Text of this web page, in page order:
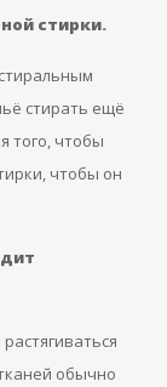
стирки.
стирать ещё
того, чтобы
чтобы он
обычно